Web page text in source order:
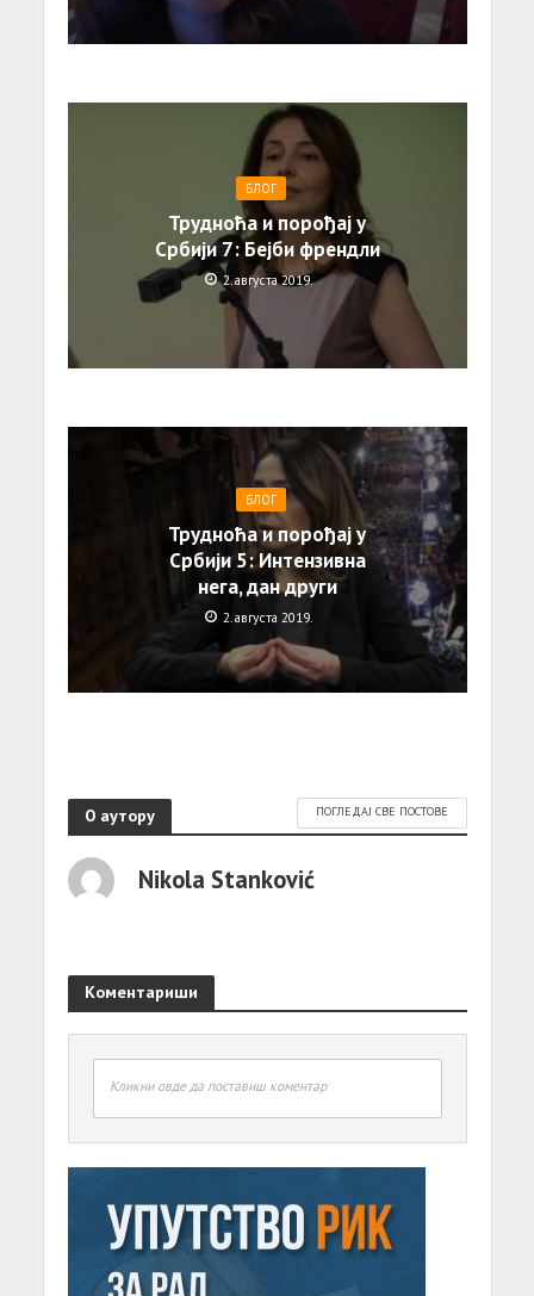
БЛОГ
Трудноћа и порођај у
Србији 7: Бејби френдли
2. августа 2019.
БЛОГ
Трудноћа и порођај у
Србији 5: Интензивна
нега, дан други
2. августа 2019.
О аутору ПОГЛЕДАЈ СВЕ ПОСТОВЕ
Nikola Stanković
Коментариши
Кликни овде да поставиш коментар